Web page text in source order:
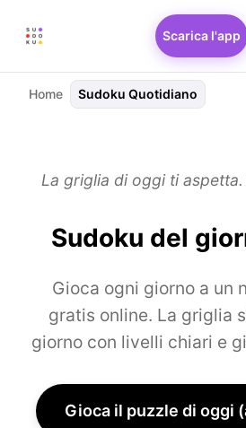
Scarica l'app
Home Sudoku Quotidiano
La griglia di oggi ti
Sudoku del
Gioca ogni giorno a un
gratis online. La griglia
giorno con livelli chiari e
Gioca il puzzle di oggi